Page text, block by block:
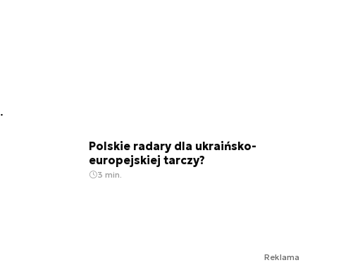
.
Polskie radary dla ukraińsko-
europejskiej tarczy?
3 min.
Reklama